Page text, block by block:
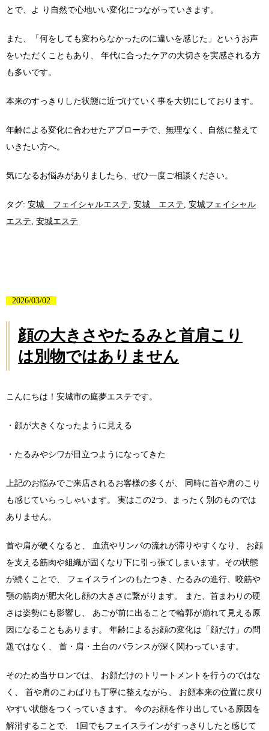
とで、よ り自然で心地いい変化につながっていきます。
また、「何をしても変わらなかったのに違いを感じた」というお声
をいただくこともあり、 年代に合ったケアの大切さを実感される方
も多いです。
本来のすっきりした状態に近づけていく事を大切にしております。
年齢による変化に合わせたアプローチで、無理なく、自然に整えて
いきたい方へ。
気になるお悩みがありましたら、ぜひ一度ご相談ください。
タグ: 安城 フェイシャルエステ 安城 エステ 安城フェイシャル
エステ 安城エステ
2026/03/02
顔の大きさやたるみと首肩こり
は別物ではありません
こんにちは！安城市の庭夢エステです。
・顔が大きくなったように見える
・たるみやシワが目立つようになってきた
上記のお悩みでご来店されるお客様の多くが、 同時に首や肩のこり
も感じていらっしゃいます。 実はこの2つ、まったく別のものでは
ありません。
首や肩が硬くなると、 血流やリンパの流れが滞りやすくなり、 お顔
を支える筋肉や組織が固くなり下に引っ張てしまいます。その状態
が続くことで、 フェイスラインのもたつき、たるみの進行、咬筋や
顎の筋肉が肥大化し顔の大きさに繋がります。 また、首まわりの硬
さは姿勢にも影響し、 あごが前に出ることで輪郭が崩れて見える原
因になることもあります。 年齢によるお顔の変化は「顔だけ」の問
題ではなく、 首・肩・土台のバランスが深く関わっています。
そのため当サロンでは、 お顔だけのトリートメントを行うのではな
く、 首や肩のこわばりも丁寧に整えながら、 お顔本来の位置に戻り
やすい状態をつくっていきます。 今のお顔を作り出している原因を
解消することで、 1回でもフェイスラインがすっきりしたと感じて